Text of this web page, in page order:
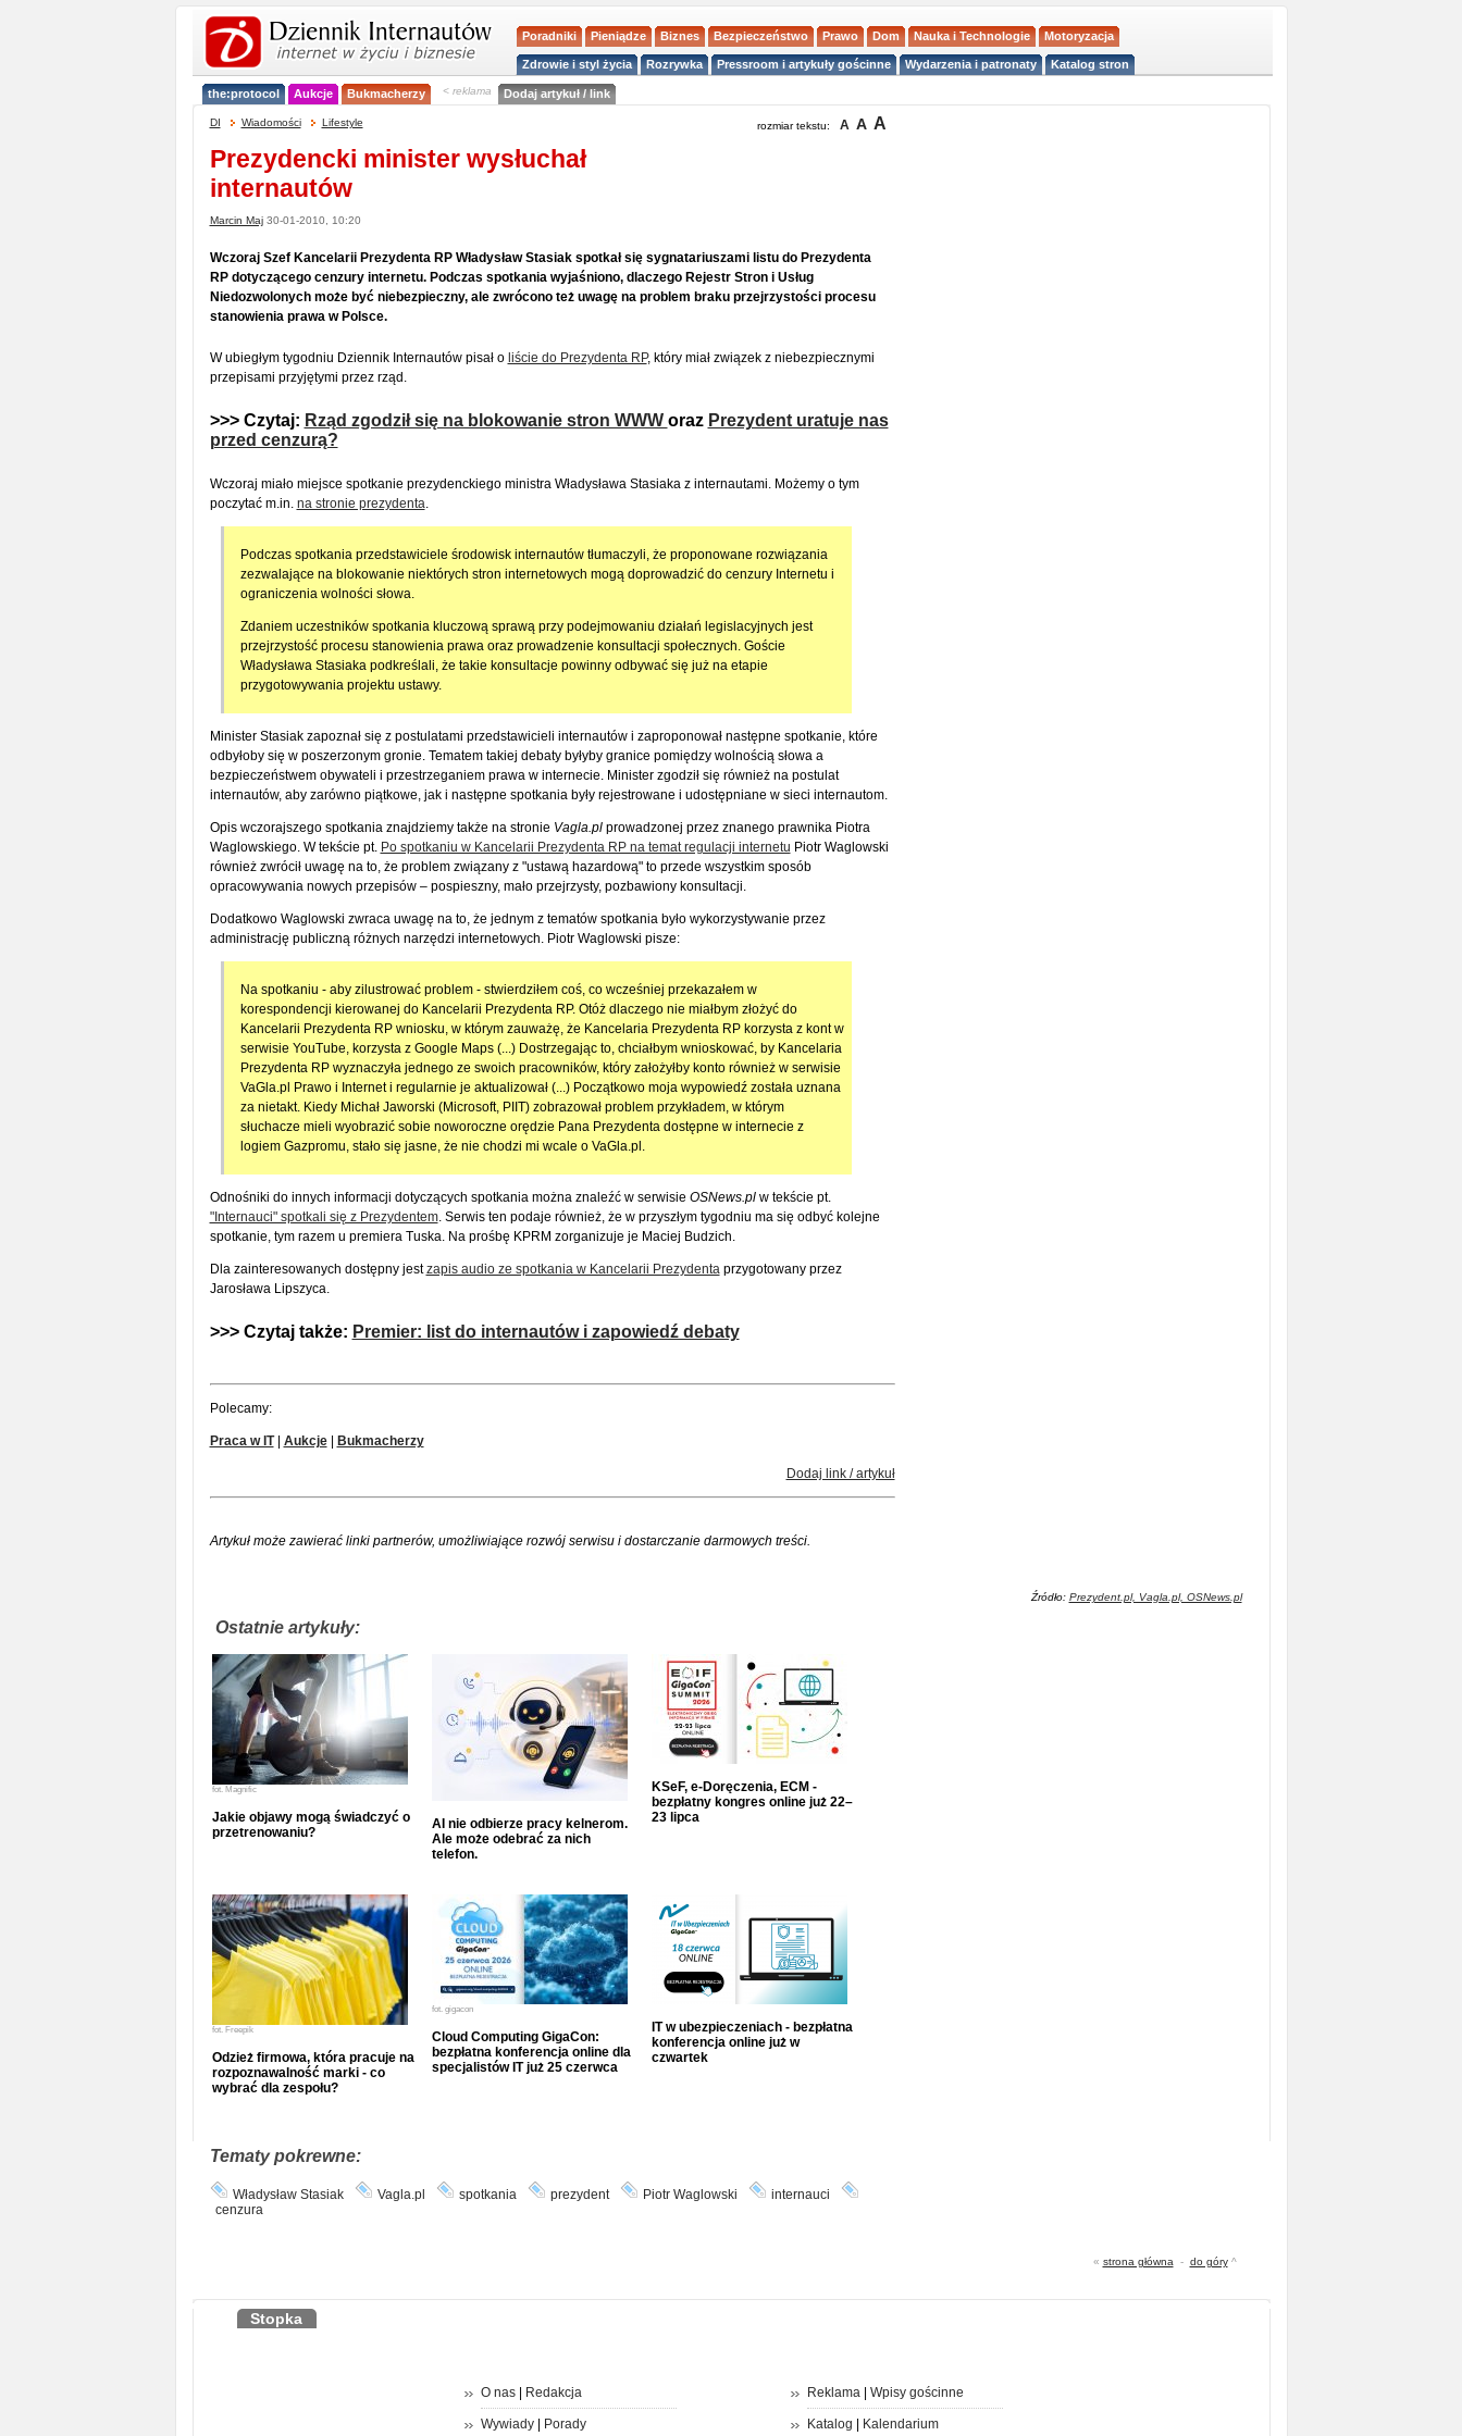
Poradniki Pieniądze Biznes Bezpieczeństwo Prawo Dom Nauka i Technologie Motoryzacja
Zdrowie i styl życia Rozrywka Pressroom i artykuły gościnne Wydarzenia i patronaty Katalog stron
the:protocol Aukcje Bukmacherzy < reklama Dodaj artykuł / link
DI Wiadomości Lifestyle rozmiar tekstu: A A A
Prezydencki minister wysłuchał
internautów
Marcin Maj30-01-2010, 10:20
Wczoraj Szef Kancelarii Prezydenta RP Władysław Stasiak spotkał się sygnatariuszami listu do Prezydenta
RP dotyczącego cenzury internetu. Podczas spotkania wyjaśniono, dlaczego Rejestr Stron i Usług
Niedozwolonych może być niebezpieczny, ale zwrócono też uwagę na problem braku przejrzystości procesu
stanowienia prawa w Polsce.
W ubiegłym tygodniu Dziennik Internautów pisał o liście do Prezydenta RP, który miał związek z niebezpiecznymi
przepisami przyjętymi przez rząd.
>>> Czytaj: Rząd zgodził się na blokowanie stron WWW oraz Prezydent uratuje nas
przed cenzurą?
Wczoraj miało miejsce spotkanie prezydenckiego ministra Władysława Stasiaka z internautami. Możemy o tym
poczytać m.in. na stronie prezydenta.
Podczas spotkania przedstawiciele środowisk internautów tłumaczyli, że proponowane rozwiązania
zezwalające na blokowanie niektórych stron internetowych mogą doprowadzić do cenzury Internetu i
ograniczenia wolności słowa.
Zdaniem uczestników spotkania kluczową sprawą przy podejmowaniu działań legislacyjnych jest
przejrzystość procesu stanowienia prawa oraz prowadzenie konsultacji społecznych. Goście
Władysława Stasiaka podkreślali, że takie konsultacje powinny odbywać się już na etapie
przygotowywania projektu ustawy.
Minister Stasiak zapoznał się z postulatami przedstawicieli internautów i zaproponował następne spotkanie, które
odbyłoby się w poszerzonym gronie. Tematem takiej debaty byłyby granice pomiędzy wolnością słowa a
bezpieczeństwem obywateli i przestrzeganiem prawa w internecie. Minister zgodził się również na postulat
internautów, aby zarówno piątkowe, jak i następne spotkania były rejestrowane i udostępniane w sieci internautom.
Opis wczorajszego spotkania znajdziemy także na stronie Vagla.plprowadzonej przez znanego prawnika Piotra
Waglowskiego. W tekście pt. Po spotkaniu w Kancelarii Prezydenta RP na temat regulacji internetu Piotr Waglowski
również zwrócił uwagę na to, że problem związany z "ustawą hazardową" to przede wszystkim sposób
opracowywania nowych przepisów – pospieszny, mało przejrzysty, pozbawiony konsultacji.
Dodatkowo Waglowski zwraca uwagę na to, że jednym z tematów spotkania było wykorzystywanie przez
administrację publiczną różnych narzędzi internetowych. Piotr Waglowski pisze:
Na spotkaniu - aby zilustrować problem - stwierdziłem coś, co wcześniej przekazałem w
korespondencji kierowanej do Kancelarii Prezydenta RP. Otóż dlaczego nie miałbym złożyć do
Kancelarii Prezydenta RP wniosku, w którym zauważę, że Kancelaria Prezydenta RP korzysta z kont w
serwisie YouTube, korzysta z Google Maps (...) Dostrzegając to, chciałbym wnioskować, by Kancelaria
Prezydenta RP wyznaczyła jednego ze swoich pracowników, który założyłby konto również w serwisie
VaGla.pl Prawo i Internet i regularnie je aktualizował (...) Początkowo moja wypowiedź została uznana
za nietakt. Kiedy Michał Jaworski (Microsoft, PIIT) zobrazował problem przykładem, w którym
słuchacze mieli wyobrazić sobie noworoczne orędzie Pana Prezydenta dostępne w internecie z
logiem Gazpromu, stało się jasne, że nie chodzi mi wcale o VaGla.pl.
Odnośniki do innych informacji dotyczących spotkania można znaleźć w serwisie OSNews.pl w tekście pt.
"Internauci" spotkali się z Prezydentem. Serwis ten podaje również, że w przyszłym tygodniu ma się odbyć kolejne
spotkanie, tym razem u premiera Tuska. Na prośbę KPRM zorganizuje je Maciej Budzich.
Dla zainteresowanych dostępny jestzapis audio ze spotkania w Kancelarii Prezydentaprzygotowany przez
Jarosława Lipszyca.
>>> Czytaj także: Premier: list do internautów i zapowiedź debaty
Polecamy:
Praca w IT| Aukcje| Bukmacherzy
Dodaj link / artykuł
Artykuł może zawierać linki partnerów, umożliwiające rozwój serwisu i dostarczanie darmowych treści.
Źródło: Prezydent.pl, Vagla.pl, OSNews.pl
Ostatnie artykuły:
fot. Magnific
Jakie objawy mogą świadczyć o
przetrenowaniu?
AI nie odbierze pracy kelnerom.
Ale może odebrać za nich
telefon.
KSeF, e-Doręczenia, ECM -
bezpłatny kongres online już 22–
23 lipca
fot. Freepik
Odzież firmowa, która pracuje na
rozpoznawalność marki - co
wybrać dla zespołu?
fot. gigacon
Cloud Computing GigaCon:
bezpłatna konferencja online dla
specjalistów IT już 25 czerwca
IT w ubezpieczeniach - bezpłatna
konferencja online już w
czwartek
Tematy pokrewne:
Władysław Stasiak Vagla.pl spotkania prezydent Piotr Waglowski
internauci
cenzura
« strona główna - do góry^
Stopka
O nas| Redakcja
Wywiady| Porady
Reklama| Wpisy gościnne
Katalog Kalendarium